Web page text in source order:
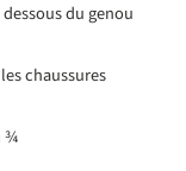
du genou
chaussures
¾